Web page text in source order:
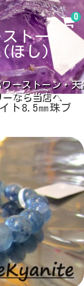
トー
(ほし)
ーストーン・天
なら当店へ
0
ト8.5㎜珠ブ